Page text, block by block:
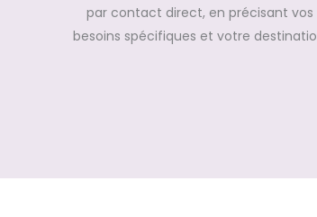
par contact direct, en précisant vos
besoins spécifiques et votre